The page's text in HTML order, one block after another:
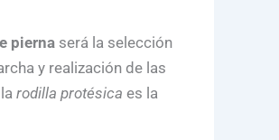
piernaserá la selección
y realización de las
rodilla protésica es la